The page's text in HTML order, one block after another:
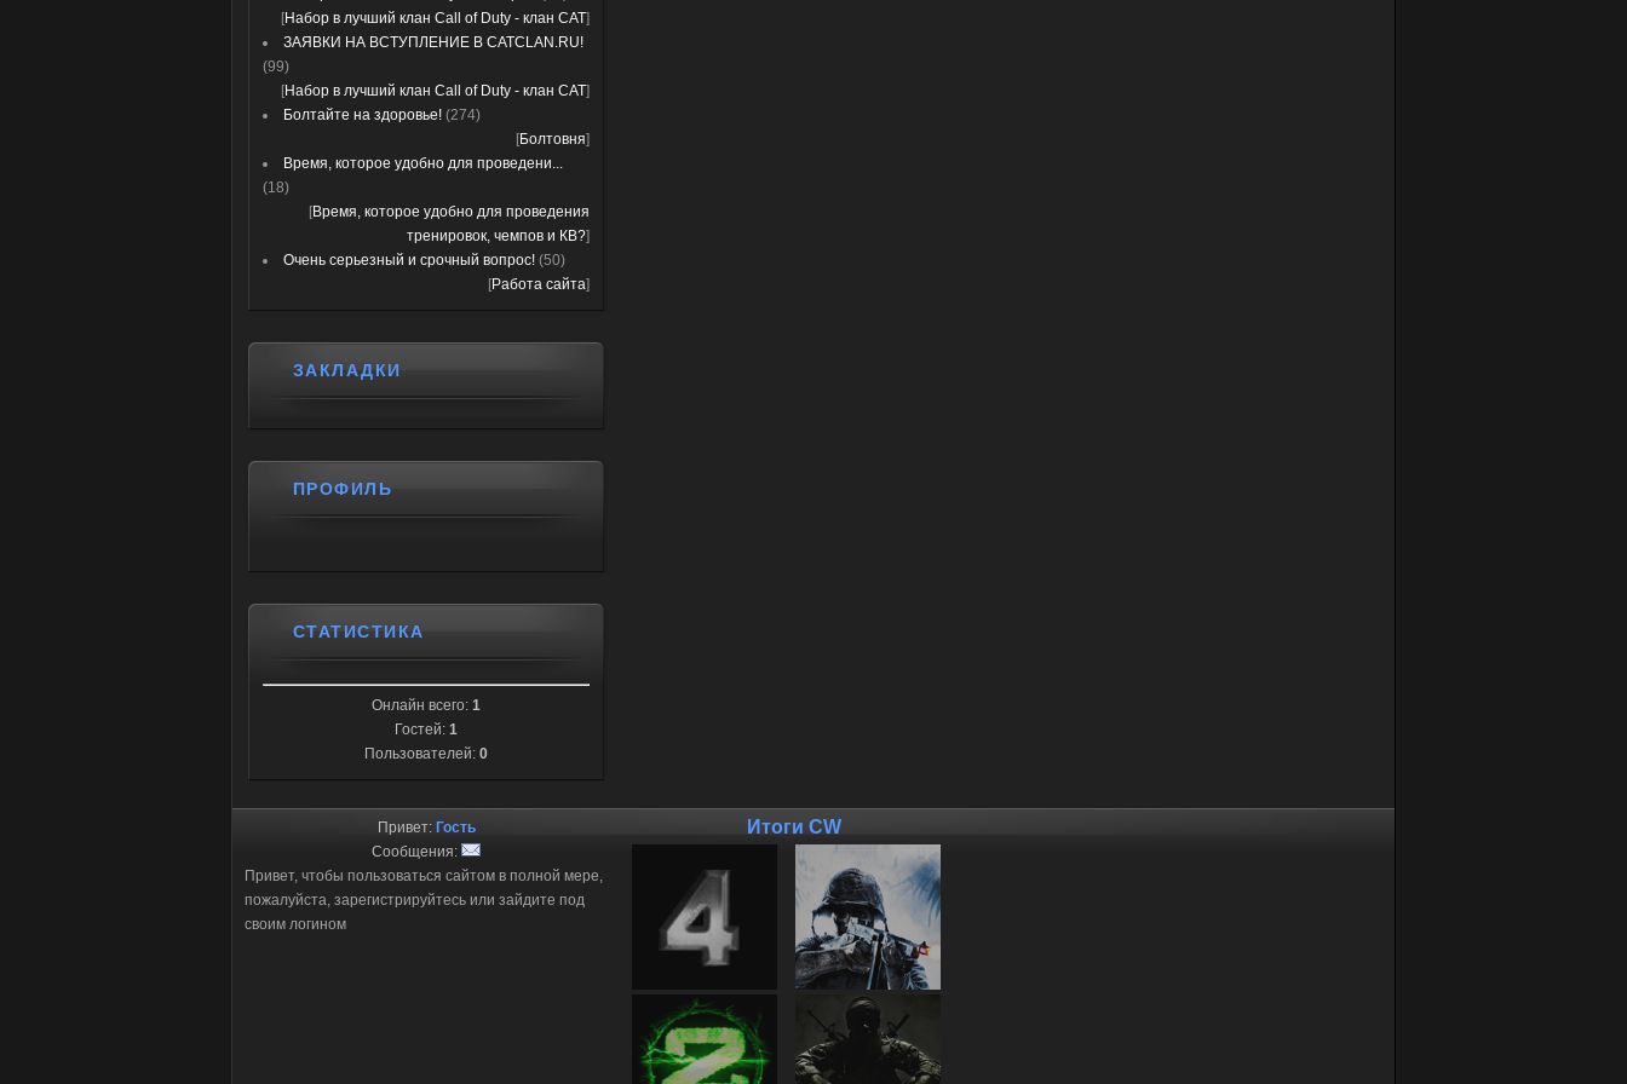
[Набор в лучший клан Call of Duty - клан CAT]
ЗАЯВКИ НА ВСТУПЛЕНИЕ В CATCLAN.RU!
(99)
[Набор в лучший клан Call of Duty - клан CAT]
Болтайте на здоровье! (274)
[Болтовня]
Время, которое удобно для проведени...
(18)
[Время, которое удобно для проведения
тренировок, чемпов и КВ?]
Очень серьезный и срочный вопрос! (50)
[Работа сайта]
ЗАКЛАДКИ
ПРОФИЛЬ
СТАТИСТИКА
Онлайн всего: 1
Гостей: 1
Пользователей: 0
Привет: Гость
Сообщения:
Привет, чтобы пользоваться сайтом в полной мере,
пожалуйста, зарегистрируйтесь или зайдите под
своим логином
Итоги CW